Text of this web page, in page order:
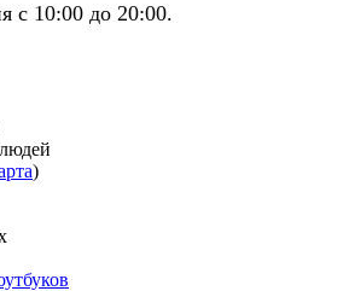
с 10:00 до 20:00.
)